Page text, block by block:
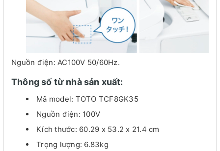
Nguồn điện: AC100V 50/60Hz.
Thông số từ nhà sản xuất:
Mã model: TOTO TCF8GK35
Nguồn điện: 100V
Kích thước: ‎60.29 x 53.2 x 21.4 cm
Trọng lượng: 6.83kg